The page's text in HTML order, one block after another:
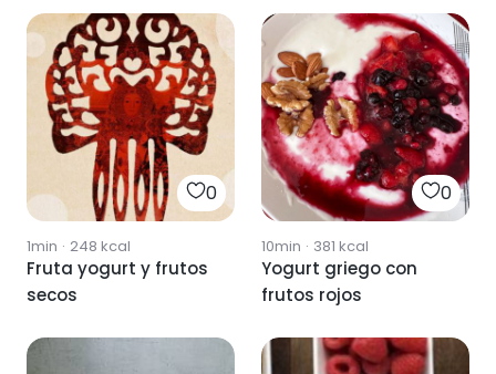
0
1min · 248 kcal
Fruta yogurt y frutos
secos
0
10min · 381 kcal
Yogurt griego con
frutos rojos